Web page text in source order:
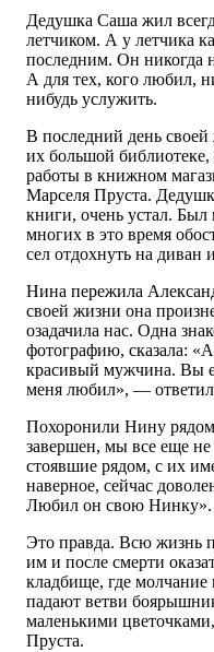
Дедушка Саша жил
летчиком. А у летчика
последним. Он никогда
А для тех, кого любил,
нибудь услужить.
В последний день
их большой
работы в книжном
Марселя Пруста.
книги, очень устал. Был
многих в это время
сел отдохнуть на диван
Нина пережила
своей жизни она
озадачила нас. Одна
фотографию, сказала:
красивый мужчина. Вы
меня любил», —
Похоронили Нину
завершен, мы все еще не
стоявшие рядом, с их
наверное, сейчас
Любил он свою Нинку».
Это правда. Всю жизнь
им и после смерти
кладбище, где молчание
падают ветви
маленькими
Пруста.